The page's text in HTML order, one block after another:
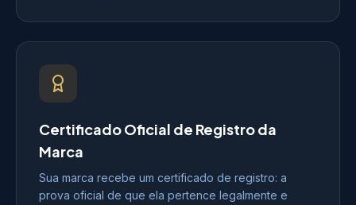
Certificado Oficial de Registro da
Marca
Sua marca recebe um certificado de registro: a
prova oficial de que ela pertence legalmente e